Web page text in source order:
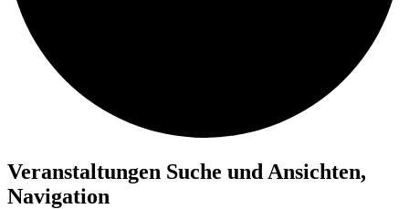
Veranstaltungen Suche und Ansichten,
Navigation